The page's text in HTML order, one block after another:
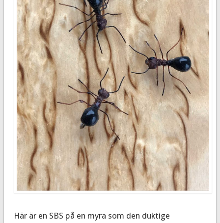
Här är en SBS på en myra som den duktige